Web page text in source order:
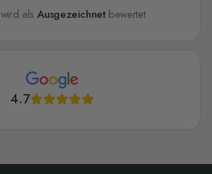
wird alsAusgezeichnetbewertet
4.7